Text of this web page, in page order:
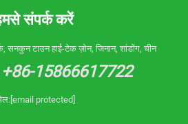
संपर्क करें
सनकुन टाउन हाई-टेक ज़ोन, जिनान, शांडोंग, चीन
+86-15866617722
[email protected]